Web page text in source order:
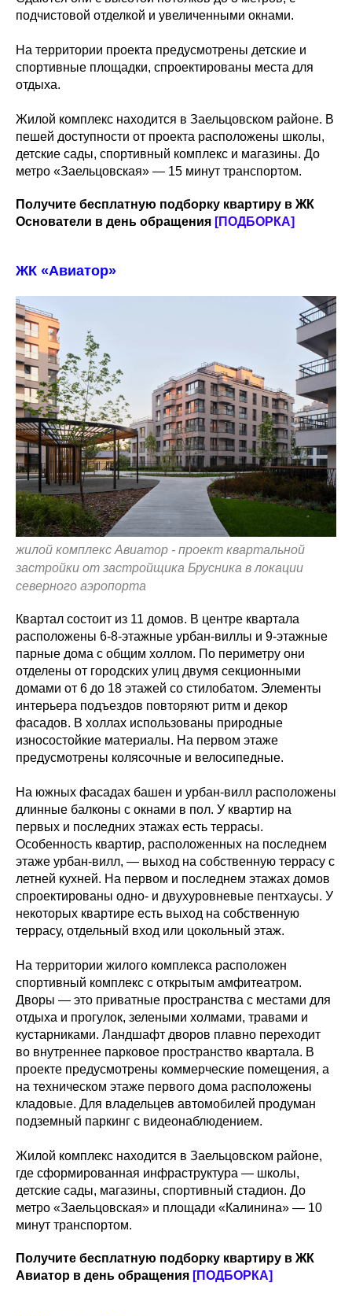
подчистовой отделкой и увеличенными окнами.
На территории проекта предусмотрены детские и
спортивные площадки, спроектированы места для
отдыха.
Жилой комплекс находится в Заельцовском районе. В
пешей доступности от проекта расположены школы,
детские сады, спортивный комплекс и магазины. До
метро «Заельцовская» — 15 минут транспортом.
Получите бесплатную подборку квартиру в ЖК
Основатели в день обращения [ПОДБОРКА]
ЖК «Авиатор»
жилой комплекс Авиатор - проект квартальной
застройки от застройщика Брусника в локации
северного аэропорта
Квартал состоит из 11 домов. В центре квартала
расположены 6-8-этажные урбан-виллы и 9-этажные
парные дома с общим холлом. По периметру они
отделены от городских улиц двумя секционными
домами от 6 до 18 этажей со стилобатом. Элементы
интерьера подъездов повторяют ритм и декор
фасадов. В холлах использованы природные
износостойкие материалы. На первом этаже
предусмотрены колясочные и велосипедные.
На южных фасадах башен и урбан-вилл расположены
длинные балконы с окнами в пол. У квартир на
первых и последних этажах есть террасы.
Особенность квартир, расположенных на последнем
этаже урбан-вилл, — выход на собственную террасу с
летней кухней. На первом и последнем этажах домов
спроектированы одно- и двухуровневые пентхаусы. У
некоторых квартире есть выход на собственную
террасу, отдельный вход или цокольный этаж.
На территории жилого комплекса расположен
спортивный комплекс с открытым амфитеатром.
Дворы — это приватные пространства с местами для
отдыха и прогулок, зелеными холмами, травами и
кустарниками. Ландшафт дворов плавно переходит
во внутреннее парковое пространство квартала. В
проекте предусмотрены коммерческие помещения, а
на техническом этаже первого дома расположены
кладовые. Для владельцев автомобилей продуман
подземный паркинг с видеонаблюдением.
Жилой комплекс находится в Заельцовском районе,
где сформированная инфраструктура — школы,
детские сады, магазины, спортивный стадион. До
метро «Заельцовская» и площади «Калинина» — 10
минут транспортом.
Получите бесплатную подборку квартиру в ЖК
Авиатор в день обращения [ПОДБОРКА]